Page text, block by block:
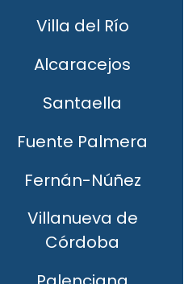
Villa del Río
Alcaracejos
Santaella
Fuente Palmera
Fernán-Núñez
Villanueva de
Córdoba